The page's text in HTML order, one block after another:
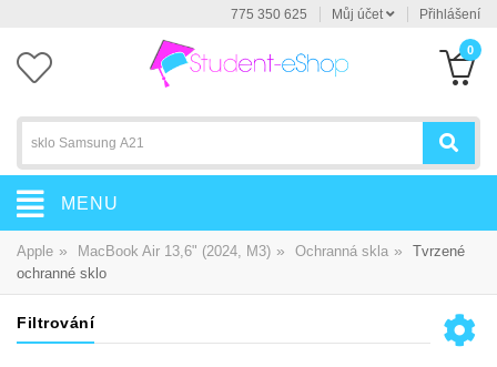
775 350 625 Můj účet Přihlášení
0
MENU
Apple » MacBook Air 13,6" (2024, M3) » Ochranná skla »
Tvrzené
ochranné sklo
Filtrování